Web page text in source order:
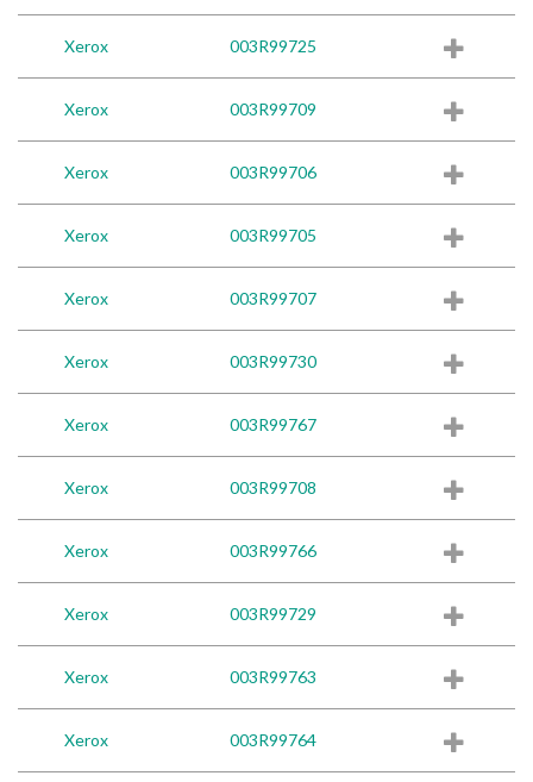
Xerox 003R99725
Xerox 003R99709
Xerox 003R99706
Xerox 003R99705
Xerox 003R99707
Xerox 003R99730
Xerox 003R99767
Xerox 003R99708
Xerox 003R99766
Xerox 003R99729
Xerox 003R99763
Xerox 003R99764